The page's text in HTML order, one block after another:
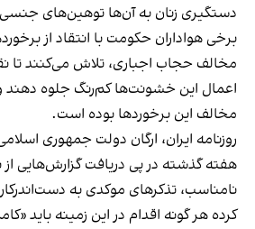
دستگیری زنان به آن‌ها توهین‌های
برخی هواداران حکومت با انتقاد از
مخالف حجاب اجباری، تلاش می‌کنند تا
اعمال این خشونت‌ها کم‌رنگ جلوه دهند و
مخالف این برخوردها بوده است.
روزنامه ایران، ارگان دولت جمهوری
هفته گذشته در پی دریافت گزارش‌هایی
نامناسب، تذکرهای موکدی به
کرده هر گونه اقدام در این زمینه باید